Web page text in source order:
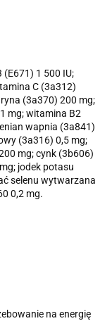
1 500 IU;
C (3a312)
(3a370) 200 mg;
mg; witamina B2
wapnia (3a841)
(3a316) 0,5 mg;
mg; cynk (3b606)
jodek potasu
selenu wytwarzana
0,2 mg.
na energię